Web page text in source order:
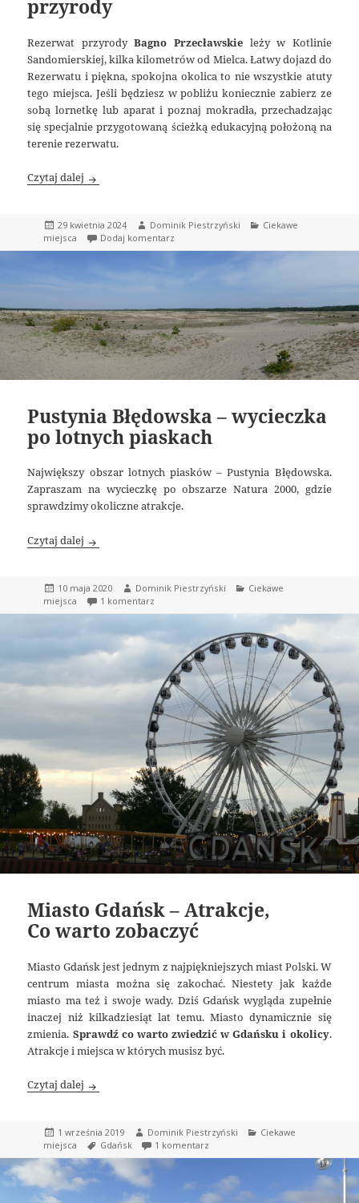
przyrody
Rezerwat przyrodyBagno Przecławskie leży w Kotlinie
Sandomierskiej, kilka kilometrów od Mielca. Łatwy dojazd do
Rezerwatu i piękna, spokojna okolica to nie wszystkie atuty
tego miejsca. Jeśli będziesz w pobliżu koniecznie zabierz ze
sobą lornetkę lub aparat i poznaj mokradła, przechadzając
się specjalnie przygotowaną ścieżką edukacyjną położoną na
terenie rezerwatu.
Czytaj dalej Bagno Przecławskie, Rezerwat przyrody
Data
publikacji
29 kwietnia 2024 Autor
Dominik Piestrzyński Kategorie
Ciekawe
miejsca
Dodaj komentarzdo Bagno Przecławskie, Rezerwat przyrody
Pustynia Błędowska – wycieczka
po lotnych piaskach
Największy obszar lotnych piasków – Pustynia Błędowska.
Zapraszam na wycieczkę po obszarze Natura 2000, gdzie
sprawdzimy okoliczne atrakcje.
Czytaj dalej Pustynia Błędowska – wycieczka po lotnych piaskach
Data
publikacji
10 maja 2020 Autor
Dominik Piestrzyński Kategorie
Ciekawe
miejsca
1 komentarzdo Pustynia Błędowska – wycieczka po lotnych
Miasto Gdańsk – Atrakcje,
Co warto zobaczyć
Miasto Gdańsk jest jednym z najpiękniejszych miast Polski. W
centrum miasta można się zakochać. Niestety jak każde
miasto ma też i swoje wady. Dziś Gdańsk wygląda zupełnie
inaczej niż kilkadziesiąt lat temu. Miasto dynamicznie się
zmienia. Sprawdź co warto zwiedzić w Gdańsku i okolicy.
Atrakcje i miejsca w których musisz być.
Czytaj dalej Miasto Gdańsk – Atrakcje, Co warto zobaczyć
Data
publikacji
1 września 2019 Autor
Dominik Piestrzyński Kategorie
Ciekawe
miejsca
Tagi
Gdańsk 1 komentarz